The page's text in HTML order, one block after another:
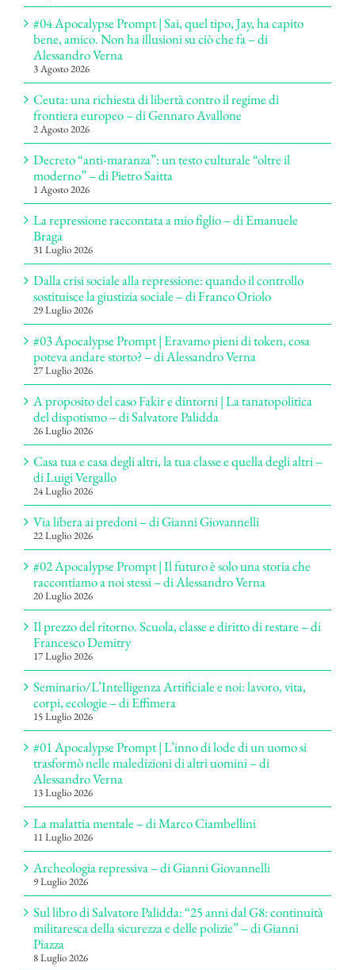
#04 Apocalypse Prompt | Sai, quel tipo, Jay, ha capito
bene, amico. Non ha illusioni su ciò che fa – di
Alessandro Verna
3 Agosto 2026
Ceuta: una richiesta di libertà contro il regime di
frontiera europeo – di Gennaro Avallone
2 Agosto 2026
Decreto “anti-maranza”: un testo culturale “oltre il
moderno” – di Pietro Saitta
1 Agosto 2026
La repressione raccontata a mio figlio – di Emanuele
Braga
31 Luglio 2026
Dalla crisi sociale alla repressione: quando il controllo
sostituisce la giustizia sociale – di Franco Oriolo
29 Luglio 2026
#03 Apocalypse Prompt | Eravamo pieni di token, cosa
poteva andare storto? – di Alessandro Verna
27 Luglio 2026
A proposito del caso Fakir e dintorni | La tanatopolitica
del dispotismo – di Salvatore Palidda
26 Luglio 2026
Casa tua e casa degli altri, la tua classe e quella degli altri –
di Luigi Vergallo
24 Luglio 2026
Via libera ai predoni – di Gianni Giovannelli
22 Luglio 2026
#02 Apocalypse Prompt | Il futuro è solo una storia che
raccontiamo a noi stessi – di Alessandro Verna
20 Luglio 2026
Il prezzo del ritorno. Scuola, classe e diritto di restare – di
Francesco Demitry
17 Luglio 2026
Seminario/L’Intelligenza Artificiale e noi: lavoro, vita,
corpi, ecologie – di Effimera
15 Luglio 2026
#01 Apocalypse Prompt | L’inno di lode di un uomo si
trasformò nelle maledizioni di altri uomini – di
Alessandro Verna
13 Luglio 2026
La malattia mentale – di Marco Ciambellini
11 Luglio 2026
Archeologia repressiva – di Gianni Giovannelli
9 Luglio 2026
Sul libro di Salvatore Palidda: “25 anni dal G8: continuità
militaresca della sicurezza e delle polizie” – di Gianni
Piazza
8 Luglio 2026